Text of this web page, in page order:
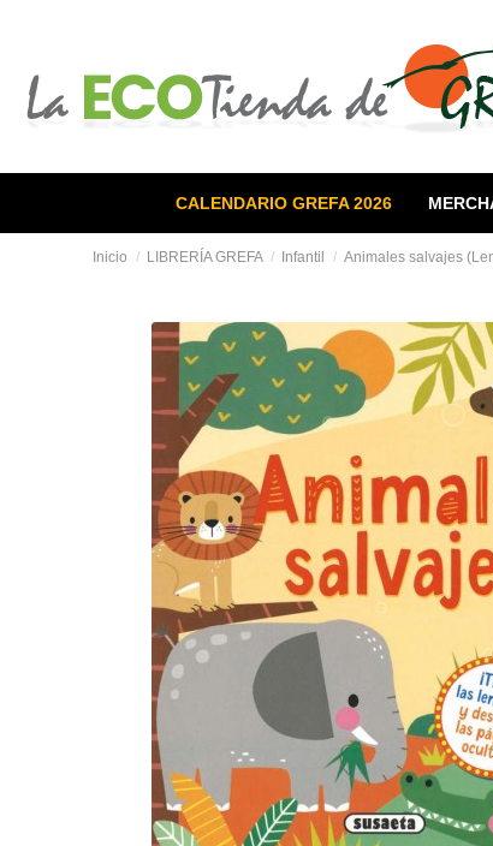
CALENDARIO GREFA 2026
Inicio LIBRERÍA GREFA Infantil Animales salvajes